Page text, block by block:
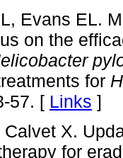
Evans EL.
on the
for
57. [ Links ]
Calvet X.
for